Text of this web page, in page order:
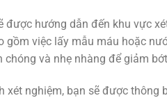
được hướng dẫn đến khu vực
gồm việc lấy mẫu máu hoặc
và nhẹ nhàng để giảm
xét nghiệm, bạn sẽ được